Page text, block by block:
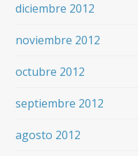
diciembre 2012
noviembre 2012
octubre 2012
septiembre 2012
agosto 2012